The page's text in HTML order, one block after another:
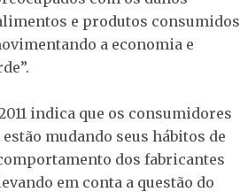
e produtos consumidos
a economia e
indica que os consumidores
mudando seus hábitos de
dos fabricantes
em conta a questão do